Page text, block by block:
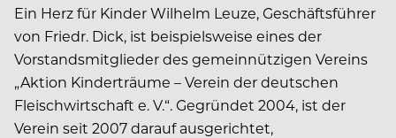
Ein Herz für Kinder Wilhelm Leuze, Geschäftsführer
von Friedr. Dick, ist beispielsweise eines der
Vorstandsmitglieder des gemeinnützigen Vereins
„Aktion Kinderträume – Verein der deutschen
Fleischwirtschaft e. V.“. Gegründet 2004, ist der
Verein seit 2007 darauf ausgerichtet,